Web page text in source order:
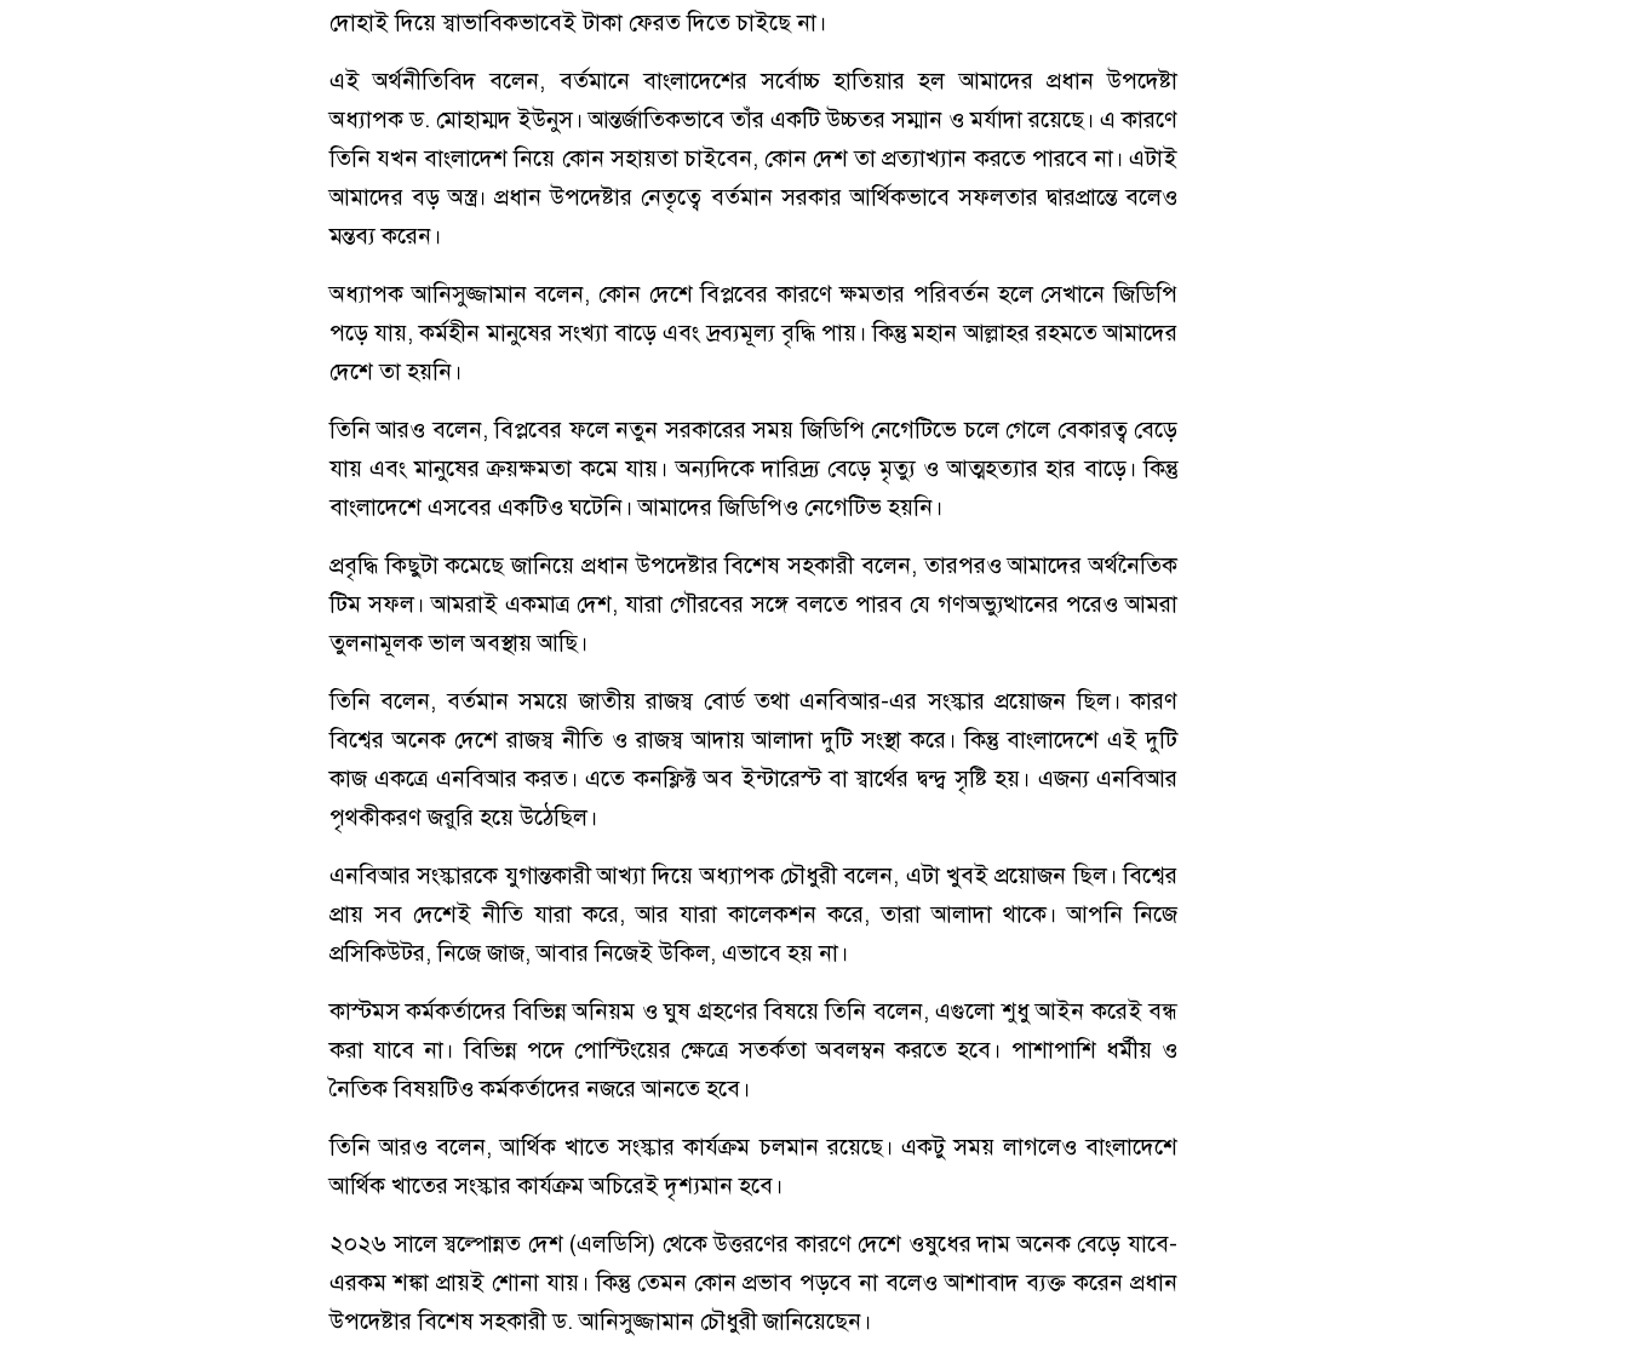
দোহাই দিয়ে স্বাভাবিকভাবেই টাকা ফেরত দিতে চাইছে না।
এই অর্থনীতিবিদ বলেন, বর্তমানে বাংলাদেশের সর্বোচ্চ হাতিয়ার হল আমাদের প্রধান উপদেষ্টা
অধ্যাপক ড. মোহাম্মদ ইউনুস। আন্তর্জাতিকভাবে তাঁর একটি উচ্চতর সম্মান ও মর্যাদা রয়েছে। এ কারণে
তিনি যখন বাংলাদেশ নিয়ে কোন সহায়তা চাইবেন, কোন দেশ তা প্রত্যাখ্যান করতে পারবে না। এটাই
আমাদের বড় অস্ত্র। প্রধান উপদেষ্টার নেতৃত্বে বর্তমান সরকার আর্থিকভাবে সফলতার দ্বারপ্রান্তে বলেও
মন্তব্য করেন।
অধ্যাপক আনিসুজ্জামান বলেন, কোন দেশে বিপ্লবের কারণে ক্ষমতার পরিবর্তন হলে সেখানে জিডিপি
পড়ে যায়, কর্মহীন মানুষের সংখ্যা বাড়ে এবং দ্রব্যমূল্য বৃদ্ধি পায়। কিন্তু মহান আল্লাহর রহমতে আমাদের
দেশে তা হয়নি।
তিনি আরও বলেন, বিপ্লবের ফলে নতুন সরকারের সময় জিডিপি নেগেটিভে চলে গেলে বেকারত্ব বেড়ে
যায় এবং মানুষের ক্রয়ক্ষমতা কমে যায়। অন্যদিকে দারিদ্র্য বেড়ে মৃত্যু ও আত্মহত্যার হার বাড়ে। কিন্তু
বাংলাদেশে এসবের একটিও ঘটেনি। আমাদের জিডিপিও নেগেটিভ হয়নি।
প্রবৃদ্ধি কিছুটা কমেছে জানিয়ে প্রধান উপদেষ্টার বিশেষ সহকারী বলেন, তারপরও আমাদের অর্থনৈতিক
টিম সফল। আমরাই একমাত্র দেশ, যারা গৌরবের সঙ্গে বলতে পারব যে গণঅভ্যুত্থানের পরেও আমরা
তুলনামূলক ভাল অবস্থায় আছি।
তিনি বলেন, বর্তমান সময়ে জাতীয় রাজস্ব বোর্ড তথা এনবিআর-এর সংস্কার প্রয়োজন ছিল। কারণ
বিশ্বের অনেক দেশে রাজস্ব নীতি ও রাজস্ব আদায় আলাদা দুটি সংস্থা করে। কিন্তু বাংলাদেশে এই দুটি
কাজ একত্রে এনবিআর করত। এতে কনফ্লিক্ট অব ইন্টারেস্ট বা স্বার্থের দ্বন্দ্ব সৃষ্টি হয়। এজন্য এনবিআর
পৃথকীকরণ জরুরি হয়ে উঠেছিল।
এনবিআর সংস্কারকে যুগান্তকারী আখ্যা দিয়ে অধ্যাপক চৌধুরী বলেন, এটা খুবই প্রয়োজন ছিল। বিশ্বের
প্রায় সব দেশেই নীতি যারা করে, আর যারা কালেকশন করে, তারা আলাদা থাকে। আপনি নিজে
প্রসিকিউটর, নিজে জাজ, আবার নিজেই উকিল, এভাবে হয় না।
কাস্টমস কর্মকর্তাদের বিভিন্ন অনিয়ম ও ঘুষ গ্রহণের বিষয়ে তিনি বলেন, এগুলো শুধু আইন করেই বন্ধ
করা যাবে না। বিভিন্ন পদে পোস্টিংয়ের ক্ষেত্রে সতর্কতা অবলম্বন করতে হবে। পাশাপাশি ধর্মীয় ও
নৈতিক বিষয়টিও কর্মকর্তাদের নজরে আনতে হবে।
তিনি আরও বলেন, আর্থিক খাতে সংস্কার কার্যক্রম চলমান রয়েছে। একটু সময় লাগলেও বাংলাদেশে
আর্থিক খাতের সংস্কার কার্যক্রম অচিরেই দৃশ্যমান হবে।
২০২৬ সালে স্বল্পোন্নত দেশ (এলডিসি) থেকে উত্তরণের কারণে দেশে ওষুধের দাম অনেক বেড়ে যাবে-
এরকম শঙ্কা প্রায়ই শোনা যায়। কিন্তু তেমন কোন প্রভাব পড়বে না বলেও আশাবাদ ব্যক্ত করেন প্রধান
উপদেষ্টার বিশেষ সহকারী ড. আনিসুজ্জামান চৌধুরী জানিয়েছেন।